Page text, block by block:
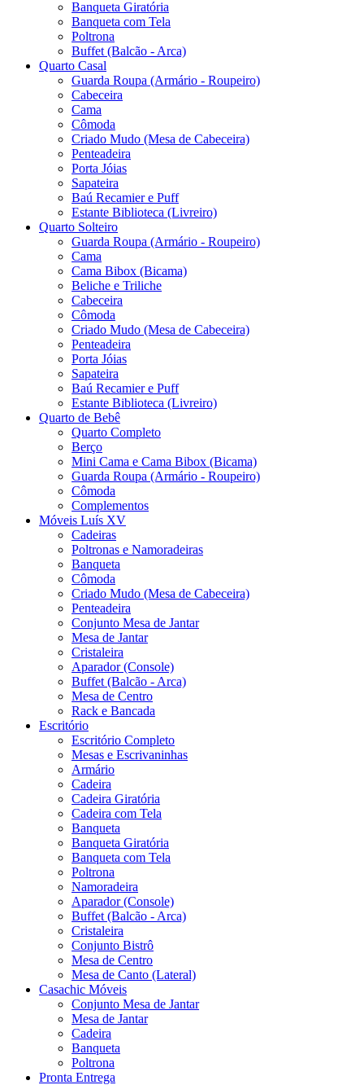
Banqueta Giratória
Banqueta com Tela
Poltrona
Buffet (Balcão - Arca)
Quarto Casal
Guarda Roupa (Armário - Roupeiro)
Cabeceira
Cama
Cômoda
Criado Mudo (Mesa de Cabeceira)
Penteadeira
Porta Jóias
Sapateira
Baú Recamier e Puff
Estante Biblioteca (Livreiro)
Quarto Solteiro
Guarda Roupa (Armário - Roupeiro)
Cama
Cama Bibox (Bicama)
Beliche e Triliche
Cabeceira
Cômoda
Criado Mudo (Mesa de Cabeceira)
Penteadeira
Porta Jóias
Sapateira
Baú Recamier e Puff
Estante Biblioteca (Livreiro)
Quarto de Bebê
Quarto Completo
Berço
Mini Cama e Cama Bibox (Bicama)
Guarda Roupa (Armário - Roupeiro)
Cômoda
Complementos
Móveis Luís XV
Cadeiras
Poltronas e Namoradeiras
Banqueta
Cômoda
Criado Mudo (Mesa de Cabeceira)
Penteadeira
Conjunto Mesa de Jantar
Mesa de Jantar
Cristaleira
Aparador (Console)
Buffet (Balcão - Arca)
Mesa de Centro
Rack e Bancada
Escritório
Escritório Completo
Mesas e Escrivaninhas
Armário
Cadeira
Cadeira Giratória
Cadeira com Tela
Banqueta
Banqueta Giratória
Banqueta com Tela
Poltrona
Namoradeira
Aparador (Console)
Buffet (Balcão - Arca)
Cristaleira
Conjunto Bistrô
Mesa de Centro
Mesa de Canto (Lateral)
Casachic Móveis
Conjunto Mesa de Jantar
Mesa de Jantar
Cadeira
Banqueta
Poltrona
Pronta Entrega